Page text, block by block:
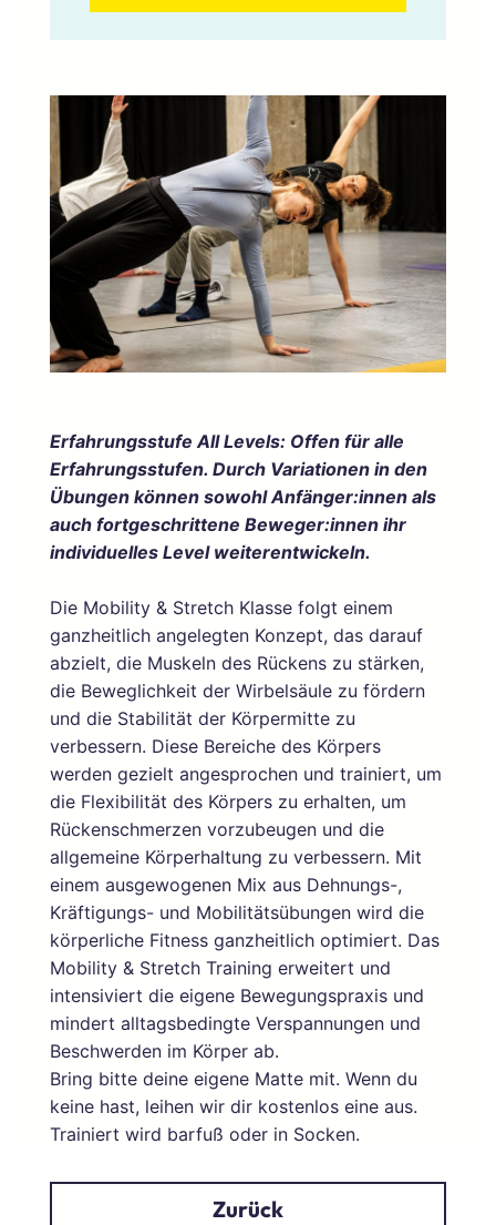
Erfahrungsstufe All Levels: Offen für alle
Erfahrungsstufen. Durch Variationen in den
Übungen können sowohl Anfänger:innen als
auch fortgeschrittene Beweger:innen ihr
individuelles Level weiterentwickeln.
Die Mobility & Stretch Klasse folgt einem
ganzheitlich angelegten Konzept, das darauf
abzielt, die Muskeln des Rückens zu stärken,
die Beweglichkeit der Wirbelsäule zu fördern
und die Stabilität der Körpermitte zu
verbessern. Diese Bereiche des Körpers
werden gezielt angesprochen und trainiert, um
die Flexibilität des Körpers zu erhalten, um
Rückenschmerzen vorzubeugen und die
allgemeine Körperhaltung zu verbessern. Mit
einem ausgewogenen Mix aus Dehnungs-,
Kräftigungs- und Mobilitätsübungen wird die
körperliche Fitness ganzheitlich optimiert. Das
Mobility & Stretch Training erweitert und
intensiviert die eigene Bewegungspraxis und
mindert alltagsbedingte Verspannungen und
Beschwerden im Körper ab.
Bring bitte deine eigene Matte mit. Wenn du
keine hast, leihen wir dir kostenlos eine aus.
Trainiert wird barfuß oder in Socken.
Zurück